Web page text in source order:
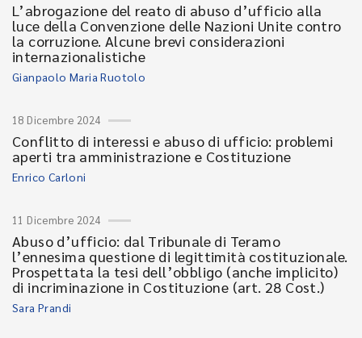
L’abrogazione del reato di abuso d’ufficio alla
luce della Convenzione delle Nazioni Unite contro
la corruzione. Alcune brevi considerazioni
internazionalistiche
Gianpaolo Maria Ruotolo
18 Dicembre 2024
Conflitto di interessi e abuso di ufficio: problemi
aperti tra amministrazione e Costituzione
Enrico Carloni
11 Dicembre 2024
Abuso d’ufficio: dal Tribunale di Teramo
l’ennesima questione di legittimità costituzionale.
Prospettata la tesi dell’obbligo (anche implicito)
di incriminazione in Costituzione (art. 28 Cost.)
Sara Prandi